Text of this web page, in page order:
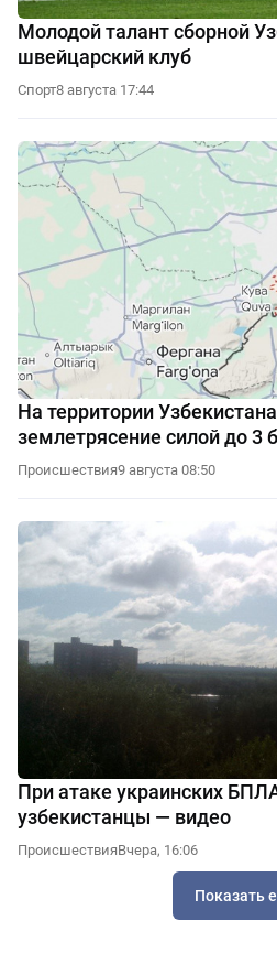
Молодой талант сборной
швейцарский клуб
Спорт8 августа 17:44
На территории
землетрясение силой до 3
Происшествия9 августа 08:50
При атаке украинских
узбекистанцы — видео
ПроисшествияВчера, 16:06
Показать